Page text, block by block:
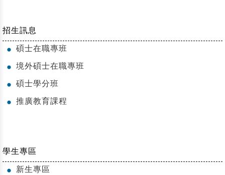
招生訊息
● 碩士在職專班
● 境外碩士在職專班
● 碩士學分班
● 推廣教育課程
學生專區
● 新生專區